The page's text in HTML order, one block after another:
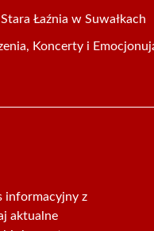
Łaźnia w Suwałkach
Koncerty i
informacyjny z
aktualne